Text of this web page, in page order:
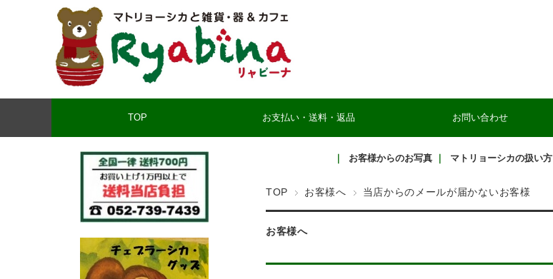
TOP お支払い・送料・返品 お問い合わせ
お客様からのお写真 マトリョーシカの扱い方
TOP お客様へ 当店からのメールが届かないお客様
お客様へ